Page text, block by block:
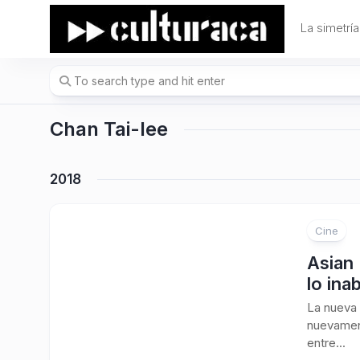
La
Chan Tai-lee
2018
Cine
Asian
lo
La
entre...